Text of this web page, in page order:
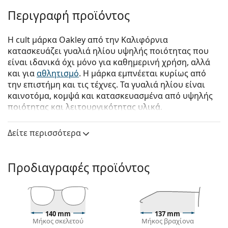
Περιγραφή προϊόντος
Η cult μάρκα Oakley από την Καλιφόρνια
κατασκευάζει γυαλιά ηλίου υψηλής ποιότητας που
είναι ιδανικά όχι μόνο για καθημερινή χρήση, αλλά
και γιααθλητισμό. Η μάρκα εμπνέεται κυρίως από
την επιστήμη και τις τέχνες. Τα γυαλιά ηλίου είναι
καινοτόμα, κομψά και κατασκευασμένα από υψηλής
ποιότητας και λειτουργικότητας υλικά.
Oakley Holbrook XL OO 9417 05 59είναι αντρικά
γυαλιά ηλίου.
με τη λειτουργία του Εικονικού καθρέφτη του
Lentiamo.
Σκελετός γυαλιών ηλίου
Το μαύρο χρώμα του σκελετού ταιριάζει απόλυτα
με το δροσερό χρώμα του δέρματος και τα ανοιχτά
Δείτε περισσότερα
Προδιαγραφές προϊόντος
140 mm
Μήκος σκελετού
137 mm
Μήκος βραχίονα